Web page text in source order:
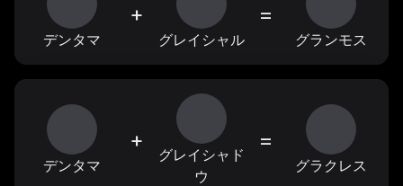
デンタマ
+
グレイシャル
=
グランモス
デンタマ
+
グレイシャド
ウ
=
グラクレス